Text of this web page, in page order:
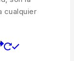
cualquier